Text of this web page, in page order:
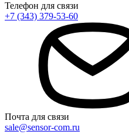
Телефон для связи
+7 (343) 379-53-60
Почта для связи
sale@sensor-com.ru